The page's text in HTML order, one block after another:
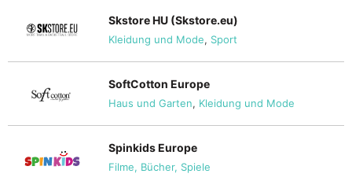
Skstore HU (Skstore.eu)
Kleidung und Mode, Sport
SoftCotton Europe
Haus und Garten, Kleidung und Mode
Spinkids Europe
Filme, Bücher, Spiele